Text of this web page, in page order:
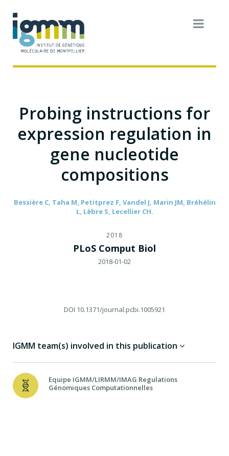
Probing instructions for
expression regulation in
gene nucleotide
compositions
Bessière C, Taha M, Petitprez F, Vandel J, Marin JM, Bréhélin
L, Lèbre S, Lecellier CH.
2018
PLoS Comput Biol
2018-01-02
DOI 10.1371/journal.pcbi.1005921
IGMM team(s) involved in this publication
Equipe IGMM/LIRMM/IMAG Regulations
Génomiques Computationnelles